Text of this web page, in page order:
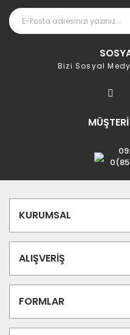
Bizi Sosyal
KURUMSAL
ALIŞVERİŞ
FORMLAR